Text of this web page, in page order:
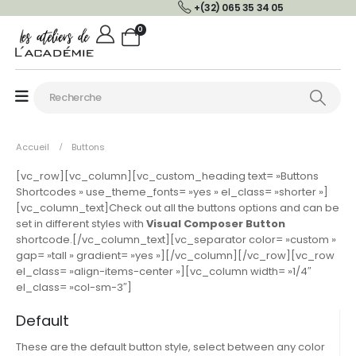
+(32) 065 35 34 05
0
Accueil Buttons
[vc_row][vc_column][vc_custom_heading text= »Buttons
Shortcodes » use_theme_fonts= »yes » el_class= »shorter »]
[vc_column_text]Check out all the buttons options and can be
set in different styles with Visual Composer Button
shortcode.[/vc_column_text][vc_separator color= »custom »
gap= »tall » gradient= »yes »][/vc_column][/vc_row][vc_row
el_class= »align-items-center »][vc_column width= »1/4″
el_class= »col-sm-3″]
Default
These are the default button style, select between any color